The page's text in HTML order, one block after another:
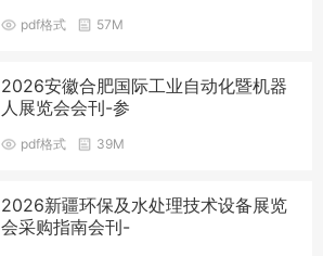
pdf格式 57M
2026安徽合肥国际工业自动化暨机器
人展览会会刊-参
pdf格式 39M
2026新疆环保及水处理技术设备展览
会采购指南会刊-